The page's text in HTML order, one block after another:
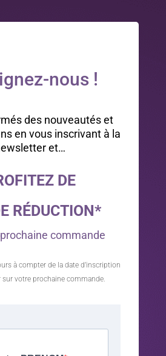
nous !
des nouveautés et
en vous inscrivant à la
et…
DE
RÉDUCTION*
commande
à compter de la date d’inscription
sur votre prochaine commande.